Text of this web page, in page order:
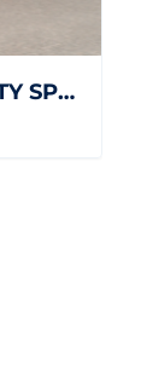
AIXAM EMOTION E-CITY SPORT